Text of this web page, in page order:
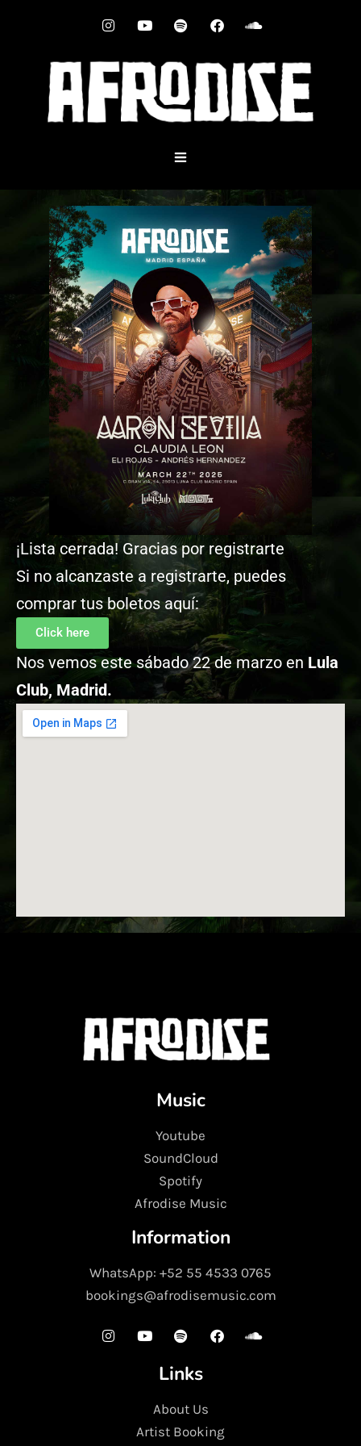
¡Lista cerrada! Gracias por registrarte
Si no alcanzaste a registrarte, puedes
comprar tus boletos aquí:
Click here
Nos vemos este sábado 22 de marzo en Lula
Club, Madrid.
Music
Youtube
SoundCloud
Spotify
Afrodise Music
Information
WhatsApp: +52 55 4533 0765
bookings@afrodisemusic.com
Links
About Us
Artist Booking